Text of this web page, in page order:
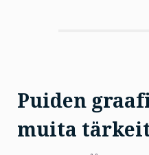
Puiden
muita